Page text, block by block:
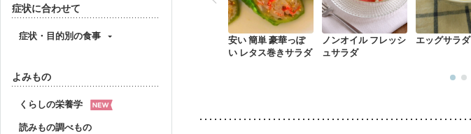
症状に合わせて
症状・目的別の食事
よみもの
くらしの栄養学
読みもの調べもの
安い 簡単 豪華っぽ
い レタス巻きサラダ
ノンオイル フレッシ
ュサラダ
エッグサラダ